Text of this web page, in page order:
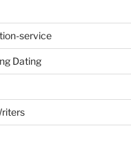
service
Dating